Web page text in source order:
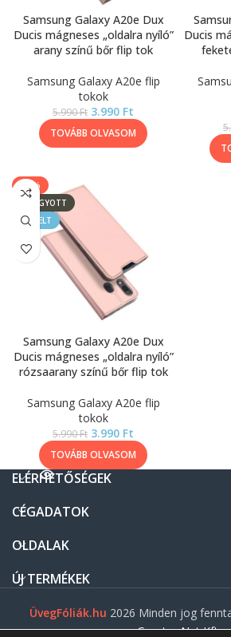
Samsung Galaxy A20e Dux
Ducis mágneses „oldalra nyíló”
arany színű bőr flip tok
Samsung Galaxy A20e flip
tokok
5.990Ft 3.990 Ft
TOVÁBB OLVASOM
Ducis
-33%
ELFOGYOTT
KIEMELT
Samsung Galaxy A20e Dux
Ducis mágneses „oldalra nyíló”
rózsaarany színű bőr flip tok
Samsung Galaxy A20e flip
tokok
5.990Ft 3.990 Ft
TOVÁBB OLVASOM
ELÉRHETŐSÉGEK
CÉGADATOK
OLDALAK
ÚJ TERMÉKEK
ÜvegFóliák.hu 2026 Minden jog
Gasztro Net Kft.